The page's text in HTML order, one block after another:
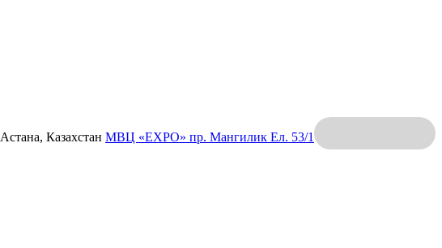
Астана, Казахстан МВЦ «EXPO» пр. Мангилик Ел. 53/1